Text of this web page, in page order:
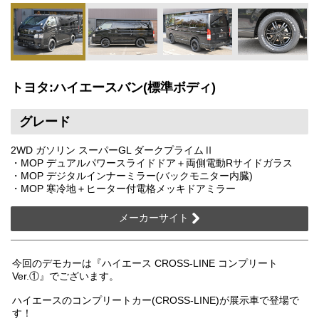
トヨタ:ハイエースバン(標準ボディ)
グレード
2WD ガソリン スーパーGL ダークプライムⅡ
・MOP デュアルパワースライドドア＋両側電動Rサイドガラス
・MOP デジタルインナーミラー(バックモニター内臓)
・MOP 寒冷地＋ヒーター付電格メッキドアミラー
メーカーサイト
今回のデモカーは『ハイエース CROSS-LINE コンプリート
Ver.①』でございます。
ハイエースのコンプリートカー(CROSS-LINE)が展示車で登場で
す！